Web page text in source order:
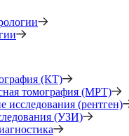
(КТ)
томография (МРТ)
исследования (рентген)
(УЗИ)